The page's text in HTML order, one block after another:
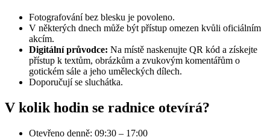
Fotografování bez blesku je povoleno.
V některých dnech může být přístup omezen kvůli oficiálním
akcím.
Digitální průvodce: Na místě naskenujte QR kód a získejte
přístup k textům, obrázkům a zvukovým komentářům o
gotickém sále a jeho uměleckých dílech.
Doporučují se sluchátka.
V kolik hodin se radnice otevírá?
Otevřeno denně: 09:30 – 17:00